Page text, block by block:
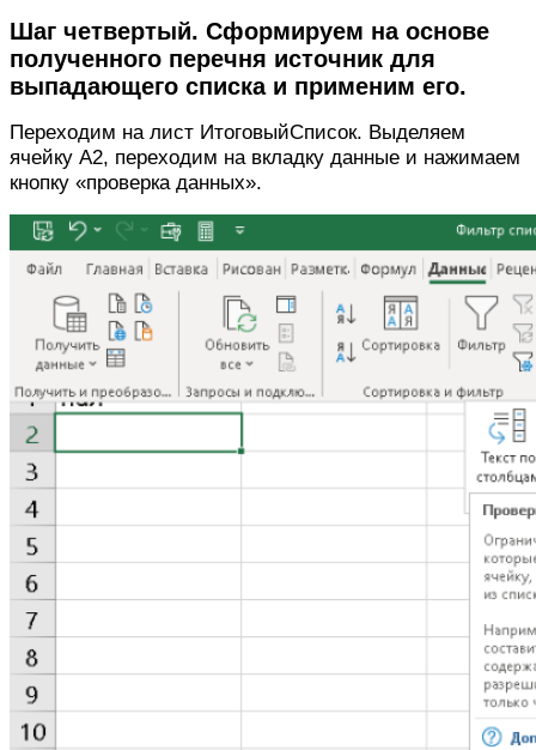
Шаг четвертый. Сформируем на основе
полученного перечня источник для
выпадающего списка и применим его.
Переходим на лист ИтоговыйСписок. Выделяем
ячейку А2, переходим на вкладку данные и нажимаем
кнопку «проверка данных».